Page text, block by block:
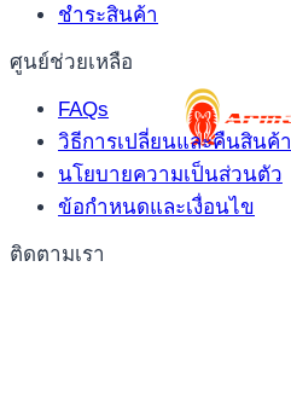
ชำระสินค้า
ศูนย์ช่วยเหลือ
FAQs
วิธีการเปลี่ยนและคืนสินค้า
นโยบายความเป็นส่วนตัว
ข้อกำหนดและเงื่อนไข
ติดตามเรา